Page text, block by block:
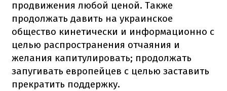
продвижения любой ценой. Также
продолжать давить на украинское
общество кинетически и информационно с
целью распространения отчаяния и
желания капитулировать; продолжать
запугивать европейцев с целью заставить
прекратить поддержку.